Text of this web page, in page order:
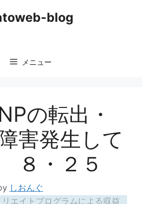
blog
メニュー
の転出・
害発生して
８・２５
しおんぐ
エイトプログラムによる収益